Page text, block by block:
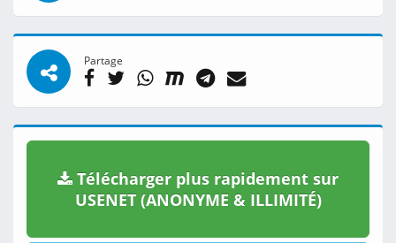
Partage
Télécharger plus rapidement sur
USENET (ANONYME & ILLIMITÉ)